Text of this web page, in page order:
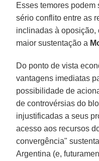
Esses temores podem
sério conflito entre as
inclinadas à oposição,
maior sustentação a
Do ponto de vista
vantagens imediatas
possibilidade de
de controvérsias do
injustificadas a seus
acesso aos recursos
convergência"
Argentina (e,